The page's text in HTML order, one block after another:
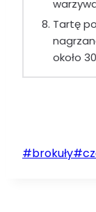
Tartę
około
Tagi
#brokuły#